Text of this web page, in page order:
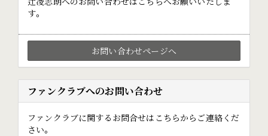
す。
お問い合わせページへ
ファンクラブへのお問い合わせ
ファンクラブに関するお問合せはこちらからご連絡くだ
さい。